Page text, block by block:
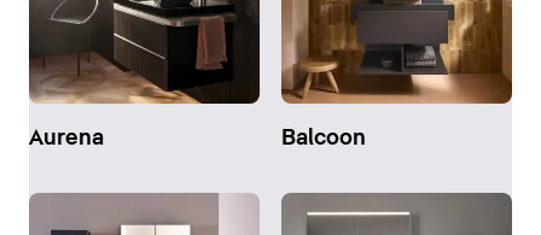
Aurena Balcoon